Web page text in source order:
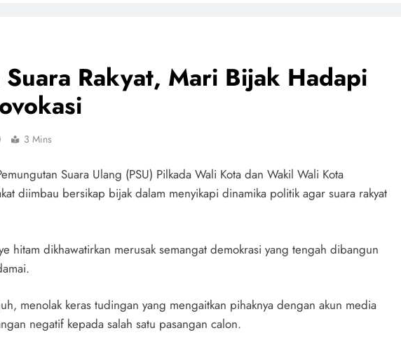
Suara Rakyat, Mari Bijak Hadapi
3 Mins
Suara Ulang (PSU) Pilkada Wali Kota dan Wakil Wali Kota
diimbau bersikap bijak dalam menyikapi dinamika politik agar suara rakyat
hitam dikhawatirkan merusak semangat demokrasi yang tengah dibangun
menolak keras tudingan yang mengaitkan pihaknya dengan akun media
negatif kepada salah satu pasangan calon.